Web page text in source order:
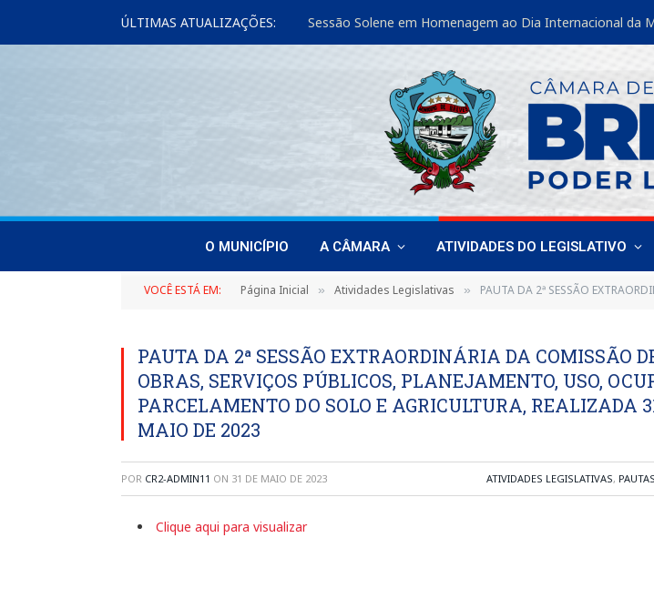
ÚLTIMAS ATUALIZAÇÕES: Sessão Solene em Homenagem ao Dia Internacional da
O MUNICÍPIO A CÂMARA ATIVIDADES DO LEGISLATIVO
VOCÊ ESTÁ EM: Página Inicial » Atividades Legislativas » PAUTA DA 2ª SESSÃO EXTRAORDINÁRIA DA COMISSÃO
PAUTA DA 2ª SESSÃO EXTRAORDINÁRIA DA COMISSÃO
OBRAS, SERVIÇOS PÚBLICOS, PLANEJAMENTO, USO,
PARCELAMENTO DO SOLO E AGRICULTURA, REALIZADA
MAIO DE 2023
POR CR2-ADMIN11 ON 31 DE MAIO DE 2023 ATIVIDADES LEGISLATIVAS,
Clique aqui para visualizar